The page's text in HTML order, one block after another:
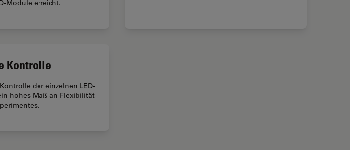
Module erreicht.
Kontrolle
der einzelnen LED-
hohes Maß an Flexibilität